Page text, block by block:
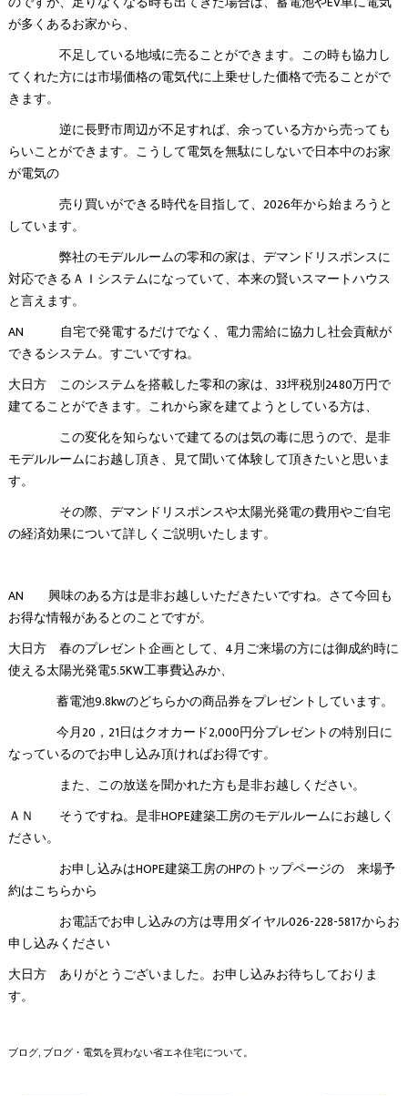
が多くあるお家から、
不足している地域に売ることができます。この時も協力し
てくれた方には市場価格の電気代に上乗せした価格で売ることがで
きます。
逆に長野市周辺が不足すれば、余っている方から売っても
らいことができます。こうして電気を無駄にしないで日本中のお家
が電気の
売り買いができる時代を目指して、2026年から始まろうと
しています。
弊社のモデルルームの零和の家は、デマンドリスポンスに
対応できるＡＩシステムになっていて、本来の賢いスマートハウス
と言えます。
AN 自宅で発電するだけでなく、電力需給に協力し社会貢献が
できるシステム。すごいですね。
大日方 このシステムを搭載した零和の家は、33坪税別2480万円で
建てることができます。これから家を建てようとしている方は、
この変化を知らないで建てるのは気の毒に思うので、是非
モデルルームにお越し頂き、見て聞いて体験して頂きたいと思いま
す。
その際、デマンドリスポンスや太陽光発電の費用やご自宅
の経済効果について詳しくご説明いたします。
AN 興味のある方は是非お越しいただきたいですね。さて今回も
お得な情報があるとのことですが。
大日方 春のプレゼント企画として、4月ご来場の方には御成約時に
使える太陽光発電5.5KW工事費込みか、
蓄電池9.8kwのどちらかの商品券をプレゼントしています。
今月20，21日はクオカード2,000円分プレゼントの特別日に
なっているのでお申し込み頂ければお得です。
また、この放送を聞かれた方も是非お越しください。
ＡＮ そうですね。是非HOPE建築工房のモデルルームにお越しく
ださい。
お申し込みはHOPE建築工房のHPのトップページの 来場予
約はこちらから
お電話でお申し込みの方は専用ダイヤル026-228-5817からお
申し込みください
大日方 ありがとうございました。お申し込みお待ちしておりま
す。
ブログ ブログ・電気を買わない省エネ住宅について。